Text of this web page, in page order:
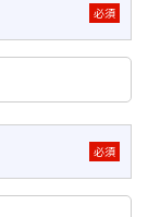
必須
必須